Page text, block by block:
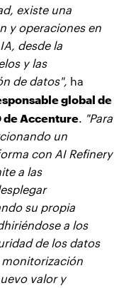
existe una
y operaciones en
desde la
y las
de datos", ha
global de
de Accenture. "Para
un
con AI Refinery
a las
su propia
a los
de los datos
valor y